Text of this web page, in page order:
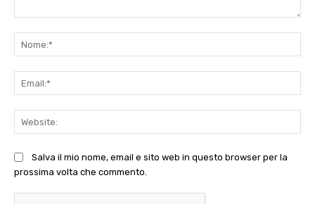
Salva il mio nome, email e sito web in questo browser per la
prossima volta che commento.